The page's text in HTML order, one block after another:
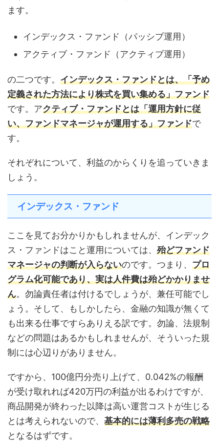
ます。
インデックス・ファンド（パッシブ運用）
アクティブ・ファンド（アクティブ運用）
の二つです。 インデックス・ファンドとは、「予め
定義された方法により株式を買い集める」ファンド
です。アクティブ・ファンドとは「運用方針に従
い、ファンドマネージャが運用する」ファンドで
す。
それぞれについて、利益のからくりを追っていきま
しょう。
インデックス・ファンド
ここを見てお分かりかもしれませんが、インデック
ス・ファンドはこと運用については、 殆どファンド
マネージャの判断が入らないのです。つまり、 プロ
グラム化可能であり、実は人件費は殆どかかりませ
ん。勿論責任者は付けるでしょうが、兼任可能でし
ょう。そして、もしかしたら、金融の知識が無くて
も出来る仕事ですらありえる訳です。勿論、法規制
などの問題はあるかもしれませんが、そういった規
制には心辺りがありません。
ですから、100億円分売り上げて、0.042%の報酬
が受け取れれば420万円の利益が出るわけですが、
商品開発が終わった以降は高い運営コストが生じる
とは考えられないので、 基本的には薄利多売の戦略
となるはずです。